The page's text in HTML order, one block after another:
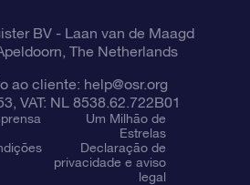
BV- Laan van de Maagd
The Netherlands
ao cliente: help@osr.org
VAT: NL 8538.62.722B01
Um Milhão de
Estrelas
Declaração de
privacidade e aviso
legal